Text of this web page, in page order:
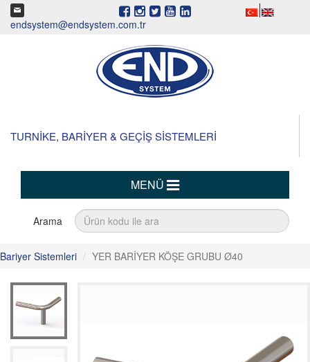
endsystem@endsystem.com.tr
TURNİKE, BARİYER & GEÇİŞ SİSTEMLERİ
MENÜ
Arama
Bariyer Sistemleri YER BARİYER KÖŞE GRUBU Ø40